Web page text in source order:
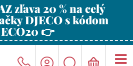
zľava 20 % na celý
DJECO s kódom
👉